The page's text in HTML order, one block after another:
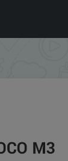
M3 4